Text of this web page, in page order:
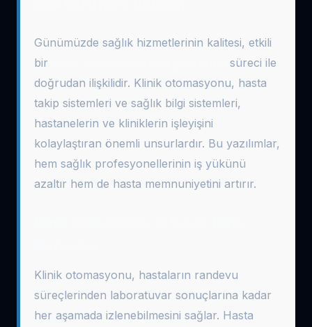
Günümüzde sağlık hizmetlerinin kalitesi, etkili
bir
süreci ile
doğrudan ilişkilidir. Klinik otomasyonu, hasta
takip sistemleri ve sağlık bilgi sistemleri,
hastanelerin ve kliniklerin işleyişini
kolaylaştıran önemli unsurlardır. Bu yazılımlar,
hem sağlık profesyonellerinin iş yükünü
azaltır hem de hasta memnuniyetini artırır.
Klinik otomasyonu, hastaların randevu
süreçlerinden laboratuvar sonuçlarına kadar
her aşamada izlenebilmesini sağlar. Hasta